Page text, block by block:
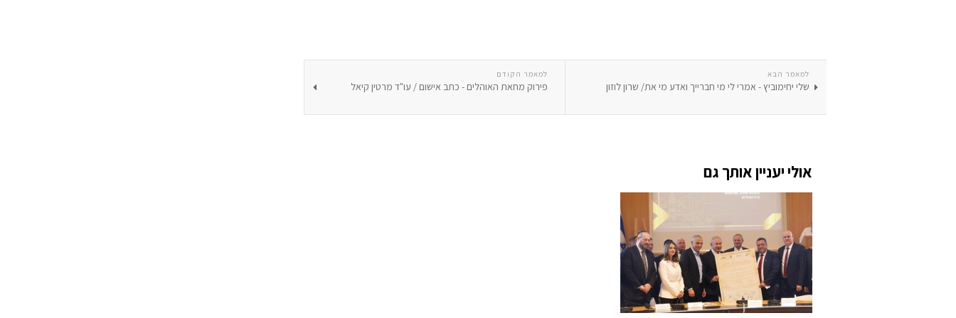
למאמר הקודם
פירוק מחאת האוהלים - כתב אישום / עו"ד מרטין קיאל
למאמר הבא
שלי יחימוביץ - אמרי לי מי חברייך ואדע מי את/ שרון לוזון
אולי יעניין אותך גם